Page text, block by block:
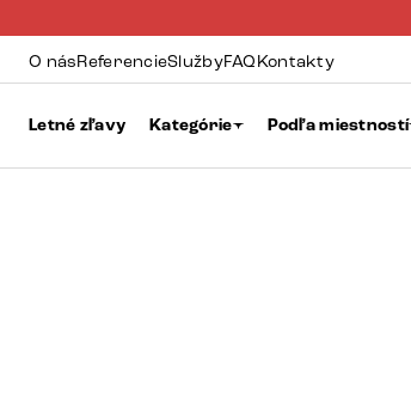
O násReferencieSlužbyFAQKontakty
Letné zľavy Kategórie Podľa miestností